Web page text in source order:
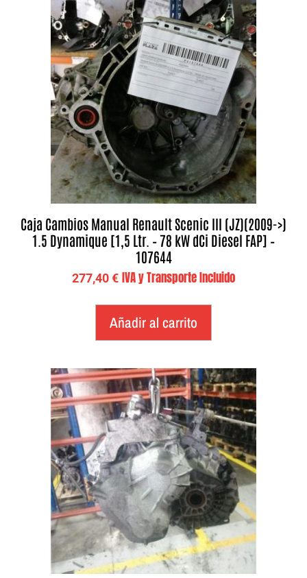
Caja Cambios Manual Renault Scenic III (JZ)(2009->)
1.5 Dynamique [1,5 Ltr. – 78 kW dCi Diesel FAP] –
107644
277,40€ IVA y Transporte Incluido
Añadir al carrito